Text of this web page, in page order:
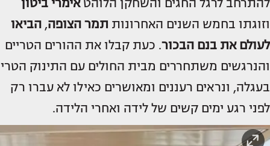
להתרחב לרגל החגים והשחקן הלוהט אימרי ביטון
וזוגתו בחמש השנים האחרונות תמר הצופה, הביאו
לעולם את בנם הבכור. כעת קבלו את ההורים הטריים
והנרגשים משתחררים מבית החולים עם התינוק הטרי
בעגלה, ונראים רעננים ומאושרים כאילו לא עברו רק
לפני רגע ימים קשים של לידה ואחרי הלידה.